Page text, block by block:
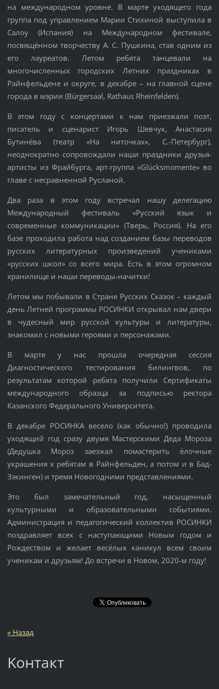
на международном уровне. В марте уходящего года
группа под управлением Марии Стихиной выступила в
Салоу (Испания) на Международном фестивале,
посвящённом творчеству А. С. Пушкина, став одним из
его лауреатов. Летом ребята танцевали на
многочисленных городских Летних праздниках в
Райнфельдене и округе, в декабре – на главной сцене
города в мэрии (Bürgersaal, Rathaus Rheinfelden).
В этом году с концертами к нам приезжали поэт,
писатель и сценарист Игорь Шевчук, Анастасия
Бутинёва (театр «На ниточках», С.-Петербург),
неоднократно сопровождали наши праздники друзья-
артисты из Фрайбурга, арт-группа «Glücksmomente» во
главе с несравненной Русланой.
Два раза в этом году встречал нашу делегацию
Международный фестиваль «Русский язык и
современные коммуникации» (Тверь, Россия). На его
базе проходила работа над созданием базы переводов
русских литературных произведений учениками
«русских школ» со всего мира. Есть в этом огромном
хранилище и наши переводы-начитки!
Летом мы побывали в Стране Русских Сказок – каждый
день Летней программы РОСИНКИ открывал нам двери
в чудесный мир русской культуры и литературы,
знакомил с новыми героями и персонажами.
В марте у нас прошла очередная сессия
Диагностического тестирования билингвов, по
результатам которой ребята получили Сертификаты
международного образца за подписью ректора
Казанского Федерального Университета.
В декабре РОСИНКА весело (как обычно!) проводила
уходящий год сразу двумя Мастерскими Деда Мороза
(Дедушка Мороз заезжал помастерить ёлочные
украшения к ребятам в Райнфельден, а потом и в Бад-
Зэкинген) и тремя Новогодними представлениями.
Это был замечательный год, насыщенный
культурными и образовательными событиями.
Администрация и педагогический коллектив РОСИНКИ
поздравляет всех с наступающими Новым годом и
Рождеством и желает весёлых каникул всем своим
ученикам и друзьям! До встречи в Новом, 2020-м году!
« Назад
Koнтакт